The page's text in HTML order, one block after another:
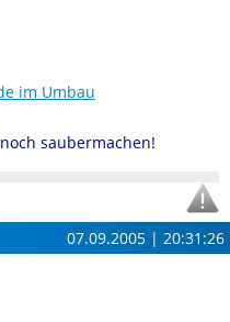
im Umbau
saubermachen!
07.09.2005 | 20:31:26